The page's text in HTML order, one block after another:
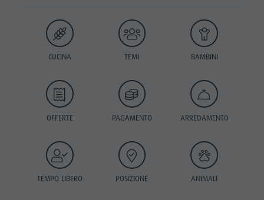
CUCINA TEMI BAMBINI
OFFERTE PAGAMENTO ARREDAMENTO
TEMPO LIBERO POSIZIONE ANIMALI